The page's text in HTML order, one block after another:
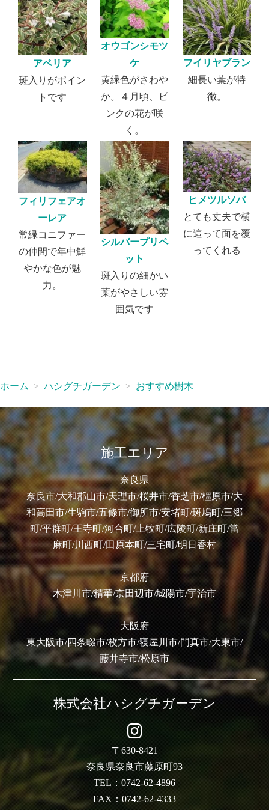
アベリア
斑入りがポイン
トです
オウゴンシモツ
ケ
黄緑色がさわや
か。４月頃、ピ
ンクの花が咲
く。
フイリヤブラン
細長い葉が特
徴。
フィリフェアオ
ーレア
常緑コニファー
の仲間で年中鮮
やかな色が魅
力。
シルバープリペ
ット
斑入りの細かい
葉がやさしい雰
囲気です
ヒメツルソバ
とても丈夫で横
に這って面を覆
ってくれる
ホーム ハシグチガーデン おすすめ樹木
施工エリア
奈良県
奈良市/大和郡山市/天理市/桜井市/香芝市/橿原市/大
和高田市/生駒市/五條市/御所市/安堵町/斑鳩町/三郷
町/平群町/王寺町/河合町/上牧町/広陵町/新庄町/當
麻町/川西町/田原本町/三宅町/明日香村
京都府
木津川市/精華/京田辺市/城陽市/宇治市
大阪府
東大阪市/四条畷市/枚方市/寝屋川市/門真市/大東市/
藤井寺市/松原市
株式会社ハシグチガーデン
〒630-8421
奈良県奈良市藤原町93
TEL：0742-62-4896
FAX：0742-62-4333